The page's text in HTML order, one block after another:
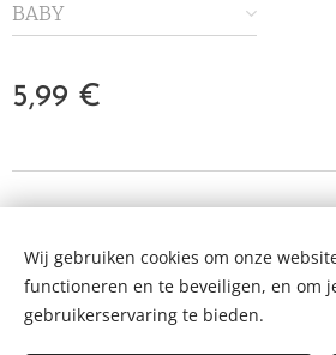
BABY
5,99 €
Cookies
Talen
Wij gebruiken cookies om onze
functioneren en te beveiligen, en om
gebruikerservaring te bieden.